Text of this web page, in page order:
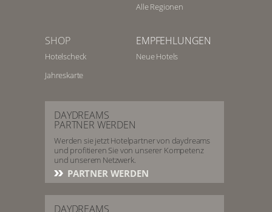
Alle Regionen
SHOP
Hotelscheck
Jahreskarte
EMPFEHLUNGEN
Neue Hotels
DAYDREAMS
PARTNER WERDEN
Werden sie jetzt Hotelpartner von daydreams
und profitieren Sie von unserer Kompetenz
und unserem Netzwerk.
PARTNER WERDEN
DAYDREAMS